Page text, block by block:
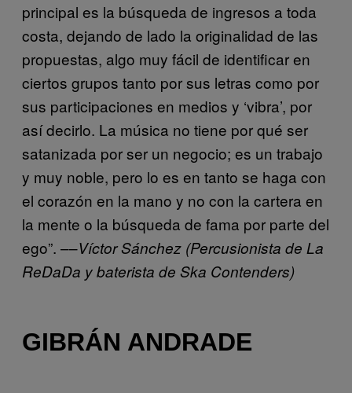
principal es la búsqueda de ingresos a toda
costa, dejando de lado la originalidad de las
propuestas, algo muy fácil de identificar en
ciertos grupos tanto por sus letras como por
sus participaciones en medios y ‘vibra’, por
así decirlo. La música no tiene por qué ser
satanizada por ser un negocio; es un trabajo
y muy noble, pero lo es en tanto se haga con
el corazón en la mano y no con la cartera en
la mente o la búsqueda de fama por parte del
ego”. ––Víctor Sánchez (Percusionista de La
ReDaDa y baterista de Ska Contenders)
GIBRÁN ANDRADE